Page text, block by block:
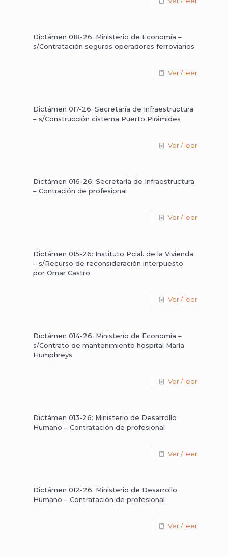
Dictámen 018-26: Ministerio de Economía –
s/Contratación seguros operadores ferroviarios
Ver / leer
Dictámen 017-26: Secretaría de Infraestructura
– s/Construcción cisterna Puerto Pirámides
Ver / leer
Dictámen 016-26: Secretaría de Infraestructura
– Contración de profesional
Ver / leer
Dictámen 015-26: Instituto Pcial. de la Vivienda
– s/Recurso de reconsideración interpuesto
por Omar Castro
Ver / leer
Dictámen 014-26: Ministerio de Economía –
s/Contrato de mantenimiento hospital María
Humphreys
Ver / leer
Dictámen 013-26: Ministerio de Desarrollo
Humano – Contratación de profesional
Ver / leer
Dictámen 012-26: Ministerio de Desarrollo
Humano – Contratación de profesional
Ver / leer